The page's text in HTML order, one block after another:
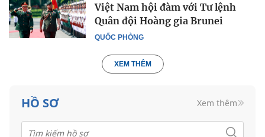
QUỐC PHÒNG
Việt Nam hội đàm với Tư lệnh
Quân đội Hoàng gia Brunei
XEM THÊM
HỒ SƠ Xem thêm